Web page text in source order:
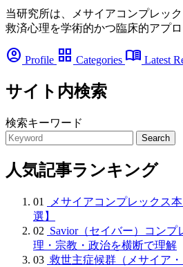
当研究所は、メサイアコンプレッ
救済心理を学術的かつ臨床的アプ
account_circle Profile grid_view Categories menu_book Latest
サイト内検索
検索キーワード
Search
人気記事ランキング
01
メサイアコンプレックス
選】
02 Savior（セイバー）コン
理・宗教・政治を横断で理解
03 救世主症候群（メサイア